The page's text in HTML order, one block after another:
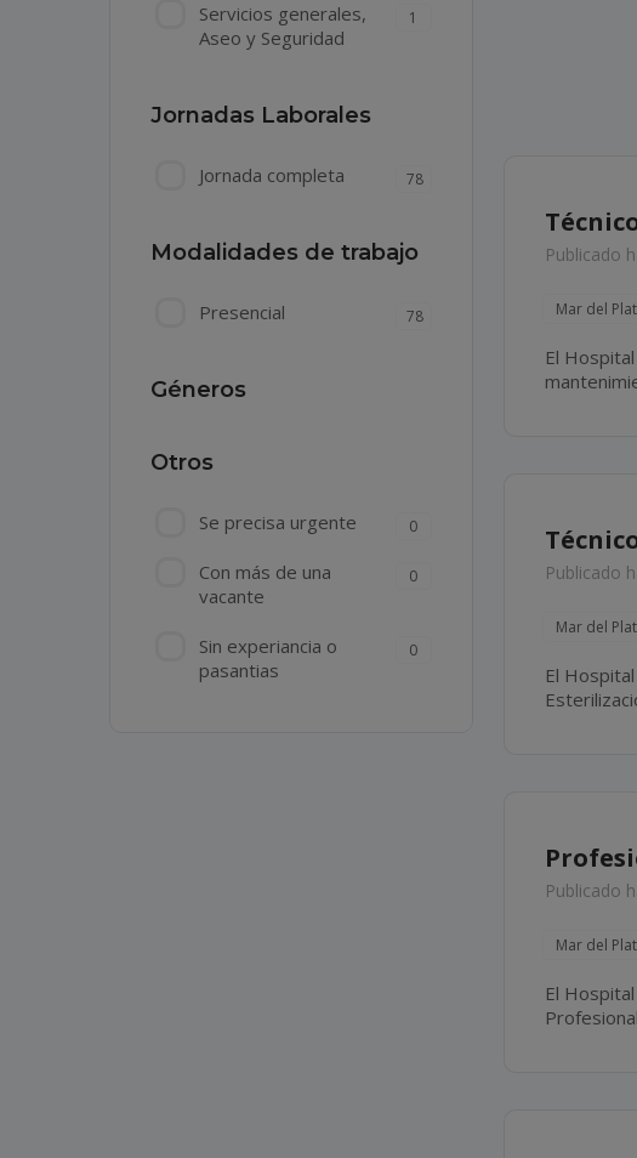
Servicios generales,
Aseo y Seguridad
1
Jornadas Laborales
Jornada completa 78
Modalidades de trabajo
Presencial 78
Géneros
Otros
Se precisa urgente 0
Con más de una
vacante
0
Sin experiancia o
pasantias
0
Publicado
Mar del
El
mantenimiento
Publicado
Mar del
El
Esterilización. Serán sus principales responsabilidades: Manejo de
Publicado
Mar del
El
Profesional Técnico en